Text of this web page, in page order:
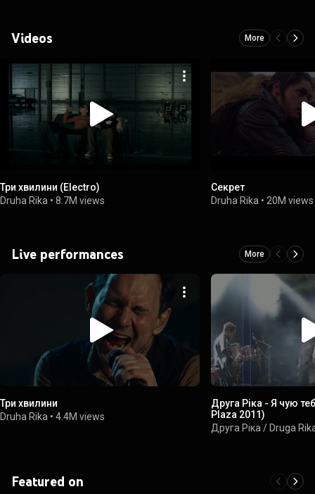
Videos More
Три хвилини (Electro)
Druha Rika • 8.7M views
Секрет
Druha Rika • 20M views
Live performances More
Три хвилини
Druha Rika • 4.4M views
Друга Ріка - Я чую
Plaza 2011)
Друга Ріка / Druga
Featured on